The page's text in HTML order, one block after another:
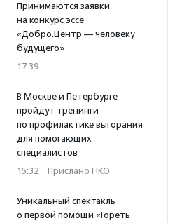
Принимаются заявки
на конкурс эссе
«Добро.Центр — человеку
будущего»
17:39
В Москве и Петербурге
пройдут тренинги
по профилактике выгорания
для помогающих
специалистов
15:32 · Прислано НКО
Уникальный спектакль
о первой помощи «Гореть